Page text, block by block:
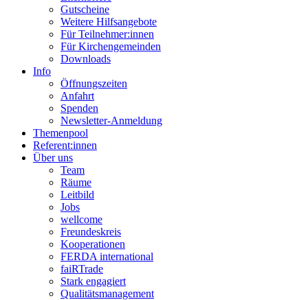
Gutscheine
Weitere Hilfsangebote
Für Teilnehmer:innen
Für Kirchengemeinden
Downloads
Info
Öffnungszeiten
Anfahrt
Spenden
Newsletter-Anmeldung
Themenpool
Referent:innen
Über uns
Team
Räume
Leitbild
Jobs
wellcome
Freundeskreis
Kooperationen
FERDA international
faiRTrade
Stark engagiert
Qualitätsmanagement